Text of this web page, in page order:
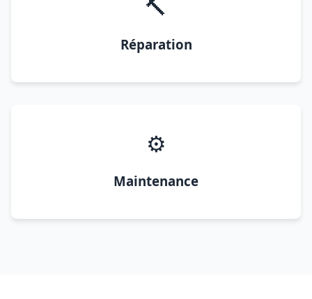
🔨
Réparation
⚙️
Maintenance